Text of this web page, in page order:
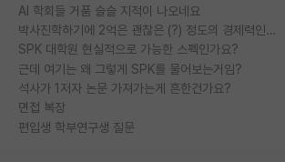
AI 학회들 거품 슬슬 지적이 나오네요
박사진학하기에 2억은 괜찮은 (?) 정도의 경제력인가요
SPK 대학원 현실적으로 가능한 스펙인가요?
근데 여기는 왜 그렇게 SPK를 물어보는거임?
석사가 1저자 논문 가져가는게 흔한건가요?
면접 복장
편입생 학부연구생 질문